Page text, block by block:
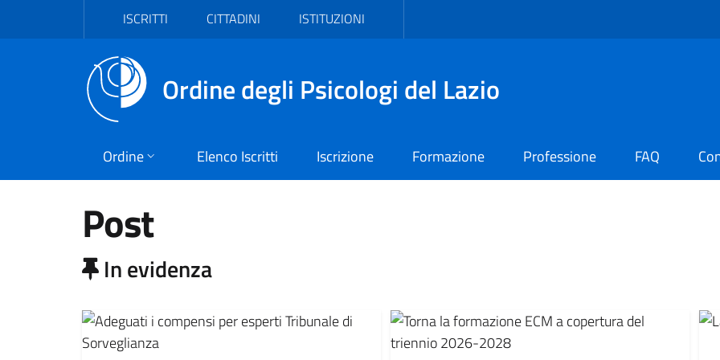
Vai al contenuto principale
ISCRITTI CITTADINI ISTITUZIONI
Ordine degli Psicologi del Lazio
Ordine Elenco Iscritti Iscrizione Formazione Professione FAQ
Post
In evidenza